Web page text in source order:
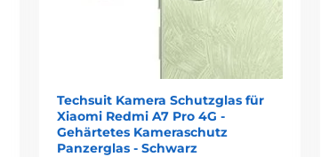
Techsuit Kamera Schutzglas für
Xiaomi Redmi A7 Pro 4G -
Gehärtetes Kameraschutz
Panzerglas - Schwarz